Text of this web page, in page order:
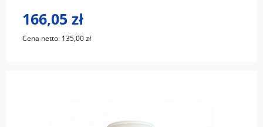
166,05 zł
Cena netto: 135,00 zł